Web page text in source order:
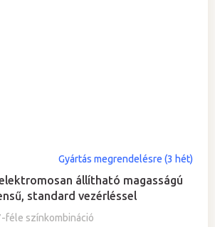
állítható magasságú
standard vezérléssel
féle színkombináció
Gyártás megrendelésre (3 hét)